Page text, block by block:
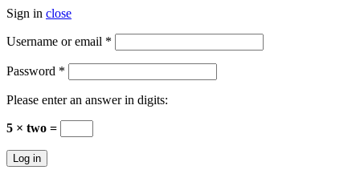
Sign in close
Username or email *
Password *
Please enter an answer in digits:
5 × two =
Log in